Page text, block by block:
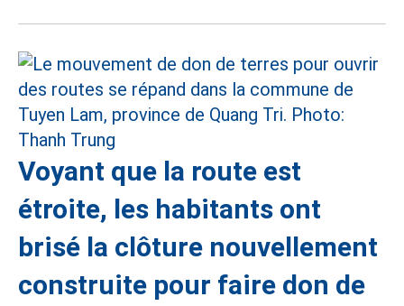
Voyant que la route est
étroite, les habitants ont
brisé la clôture nouvellement
construite pour faire don de